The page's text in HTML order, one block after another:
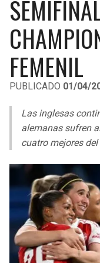
LIGA DE EXPANSIÓN MX
LEAGUES CUP
UEFA EUROPA LEAGUE
UEFA CONFERENCE
MLS
COPA LIBERTADORES
COPA SUDAMERICANA
LIGA BETPLAY
OTRAS LIGAS
RAIDERS
CHARGERS
RAVENS
BENGALS
STEELERS
TEXANS
COLTS
CAVALIERS
PISTONS
PACERS
BUCKS
HORNETS
HEAT
MAGIC
FEMENIL
PUBLICADO 01/04/
Las inglesas
alemanas sufren
cuatro mejores